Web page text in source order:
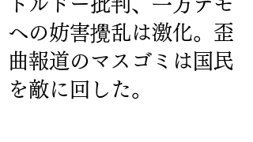
への妨害攪乱は激化。歪
曲報道のマスゴミは国民
を敵に回した。